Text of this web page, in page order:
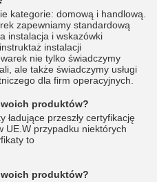
kategorie: domową i handlową.
zapewniamy standardową
instalacja i wskazówki
instalacji
nie tylko świadczymy
ale także świadczymy usługi
dla firm operacyjnych.
produktów?
ładujące przeszły certyfikację
UE.W przypadku niektórych
to
produktów?